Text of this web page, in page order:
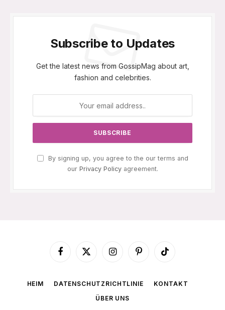
Subscribe to Updates
Get the latest news from GossipMag about art,
fashion and celebrities.
By signing up, you agree to the our terms and
our Privacy Policyagreement.
Facebook
X
InstagramPinterestTikTok
HEIM DATENSCHUTZRICHTLINIE
KONTAKT
ÜBER UNS